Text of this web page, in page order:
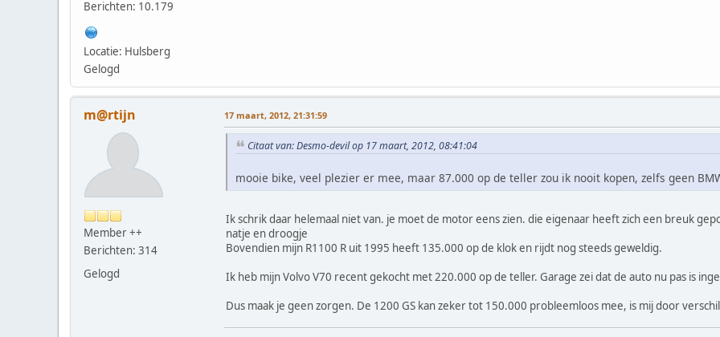
Berichten: 10.179
Locatie: Hulsberg
Gelogd
m@rtijn
Member ++
Berichten: 314
Gelogd
17 maart, 2012, 21:31:59
Citaat van: Desmo-devil op 17 maart, 2012, 08:41:04
mooie bike, veel plezier er mee, maar 87.000 op de teller zou ik nooit kopen, zelfs geen
Ik schrik daar helemaal niet van. je moet de motor eens zien. die eigenaar heeft zich een breuk
natje en droogje
Bovendien mijn R1100 R uit 1995 heeft 135.000 op de klok en rijdt nog steeds geweldig.
Ik heb mijn Volvo V70 recent gekocht met 220.000 op de teller. Garage zei dat de auto nu pas is
Dus maak je geen zorgen. De 1200 GS kan zeker tot 150.000 probleemloos mee, is mij door